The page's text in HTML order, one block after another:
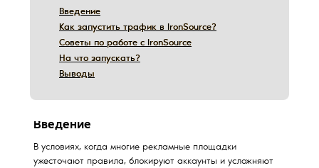
Выводы
Выводы
На что запускать?
На что запускать?
Советы по работе с IronSource
Советы по работе с IronSource
Введение
Введение
Как запустить трафик в IronSource?
Как запустить трафик в IronSource?
Введение
В условиях, когда многие рекламные площадки
ужесточают правила, блокируют аккаунты и усложняют